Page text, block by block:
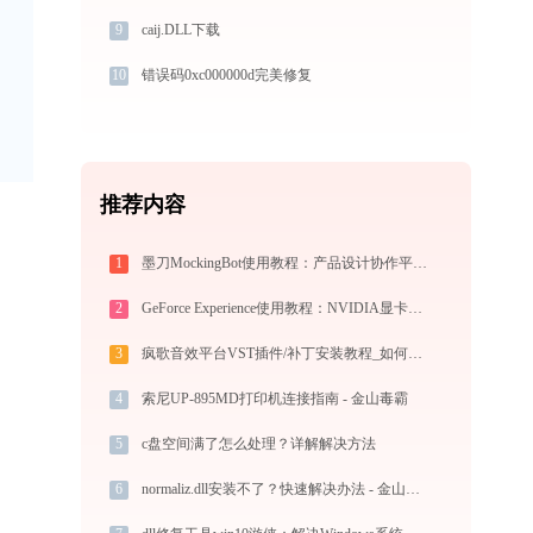
9 caij.DLL下载
10 错误码0xc000000d完美修复
推荐内容
1 墨刀MockingBot使用教程：产品设计协作平台从入门到精通
2 GeForce Experience使用教程：NVIDIA显卡驱动更新与游戏优化录制完全指南
3 疯歌音效平台VST插件/补丁安装教程_如何加载插件效果包
4 索尼UP-895MD打印机连接指南 - 金山毒霸
5 c盘空间满了怎么处理？详解解决方法
6 normaliz.dll安装不了？快速解决办法 - 金山毒霸